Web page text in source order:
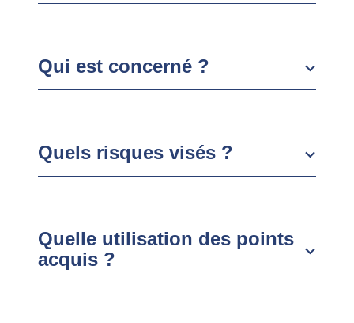
Qui est concerné ?
Quels risques visés ?
Quelle utilisation des points
acquis ?